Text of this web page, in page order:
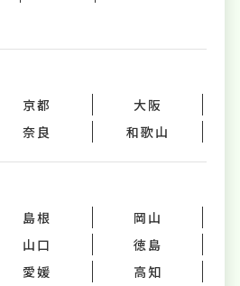
京都
大阪
奈良 和歌山
島根
岡山
山口
徳島
愛媛 高知